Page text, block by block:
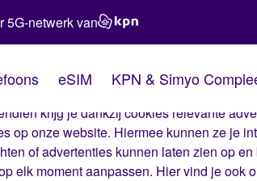
Simyo
website. Met deze cookies zorgen wij
krijg je dankzij cookies relevante
op onze website. Hiermee kunnen ze je
of advertenties kunnen laten zien op
elk moment aanpassen. Hier vind je ook
5G-netwerk van
eSIM KPN & Simyo